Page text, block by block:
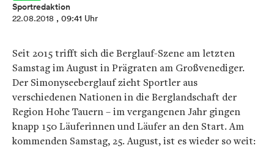
Sportredaktion
22.08.2018 , 09:41 Uhr
Seit 2015 trifft sich die Berglauf-Szene am letzten
Samstag im August in Prägraten am Großvenediger.
Der Simonyseeberglauf zieht Sportler aus
verschiedenen Nationen in die Berglandschaft der
Region Hohe Tauern – im vergangenen Jahr gingen
knapp 150 Läuferinnen und Läufer an den Start. Am
kommenden Samstag, 25. August, ist es wieder so weit: